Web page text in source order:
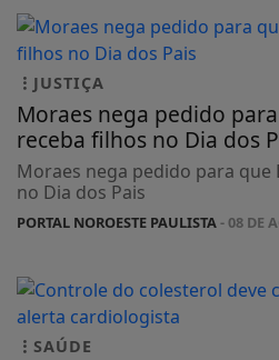
JUSTIÇA
Moraes nega pedido
receba filhos no Dia dos
Moraes nega pedido para
no Dia dos Pais
PORTAL NOROESTE PAULISTA- 08 DE
SAÚDE